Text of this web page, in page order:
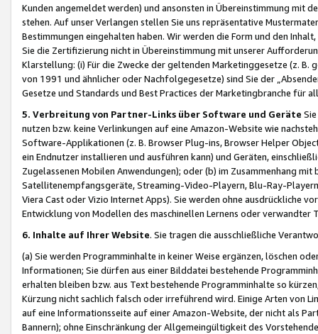
Kunden angemeldet werden) und ansonsten in Übereinstimmung mit
stehen. Auf unser Verlangen stellen Sie uns repräsentative
Bestimmungen eingehalten haben. Wir werden die Form und den
Sie die Zertifizierung nicht in Übereinstimmung mit unserer
Klarstellung: (i) Für die Zwecke der geltenden Marketinggesetze (z. B.
von 1991 und ähnlicher oder Nachfolgegesetze) sind Sie der
Gesetze und Standards und Best Practices der Marketingbranche für
5. Verbreitung von Partner-Links über Software und Geräte
nutzen bzw. keine Verlinkungen auf eine Amazon-Website wie
Software-Applikationen (z. B. Browser Plug-ins, Browser Helper
ein Endnutzer installieren und ausführen kann) und Geräten,
Zugelassenen Mobilen Anwendungen); oder (b) im Zusammenhang
Satellitenempfangsgeräte, Streaming-Video-Playern, Blu-Ray-
Viera Cast oder Vizio Internet Apps). Sie werden ohne ausdrückliche
Entwicklung von Modellen des maschinellen Lernens oder
6. Inhalte auf Ihrer Website. Sie tragen die ausschließliche
(a) Sie werden Programminhalte in keiner Weise ergänzen, löschen
Informationen; Sie dürfen aus einer Bilddatei bestehende
erhalten bleiben bzw. aus Text bestehende Programminhalte so
Kürzung nicht sachlich falsch oder irreführend wird. Einige Arten von
auf eine Informationsseite auf einer Amazon-Website, der nicht als
Bannern); ohne Einschränkung der Allgemeingültigkeit des